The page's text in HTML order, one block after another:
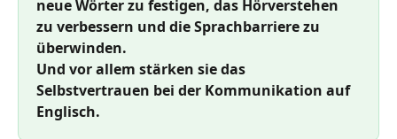
neue Wörter zu festigen, das Hörverstehen
zu verbessern und die Sprachbarriere zu
überwinden.
Und vor allem stärken sie das
Selbstvertrauen bei der Kommunikation auf
Englisch.